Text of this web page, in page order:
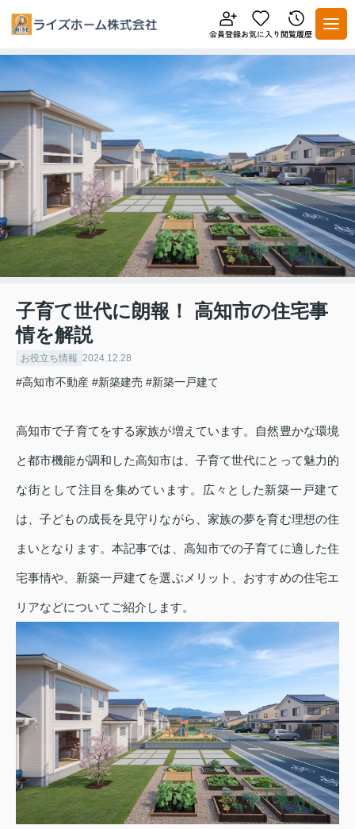
子育て世代に朗報！ 高知市の住宅事
情を解説
お役立ち情報 2024.12.28
#高知市不動産 #新築建売 #新築一戸建て
高知市で子育てをする家族が増えています。自然豊かな環境
と都市機能が調和した高知市は、子育て世代にとって魅力的
な街として注目を集めています。広々とした新築一戸建て
は、子どもの成長を見守りながら、家族の夢を育む理想の住
まいとなります。本記事では、高知市での子育てに適した住
宅事情や、新築一戸建てを選ぶメリット、おすすめの住宅エ
リアなどについてご紹介します。